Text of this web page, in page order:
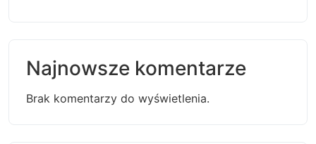
Najnowsze komentarze
Brak komentarzy do wyświetlenia.